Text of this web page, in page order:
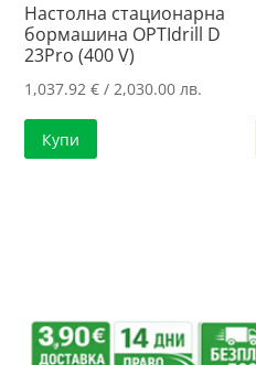
Настолна стационарна
бормашина OPTIdrill D
23Pro (400 V)
1,037.92€ / 2,030.00 лв.
Купи